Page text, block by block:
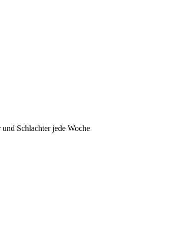
Schlachter jede Woche